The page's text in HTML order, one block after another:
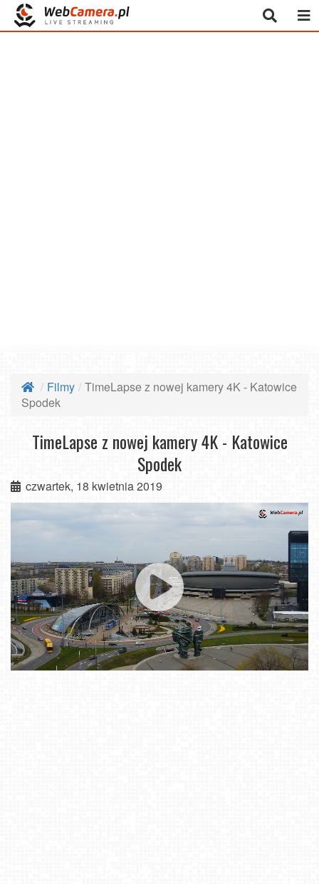
Filmy
TimeLapse z nowej kamery 4K - Katowice
Spodek
TimeLapse z nowej kamery 4K - Katowice
Spodek
czwartek, 18 kwietnia 2019